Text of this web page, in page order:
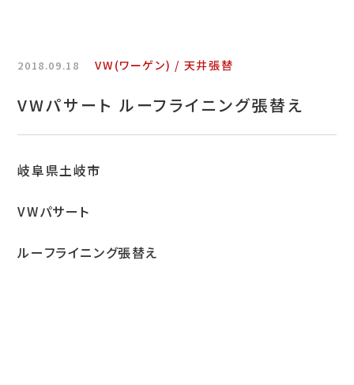
お問い合わせ
特定商取引表示
2018.09.18 VW(ワーゲン) 天井張替
VWパサート ルーフライニング張替え
岐阜県土岐市
VWパサート
ルーフライニング張替え